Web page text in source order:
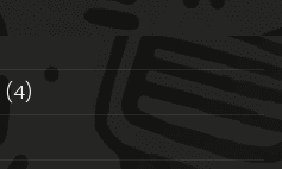
(4)